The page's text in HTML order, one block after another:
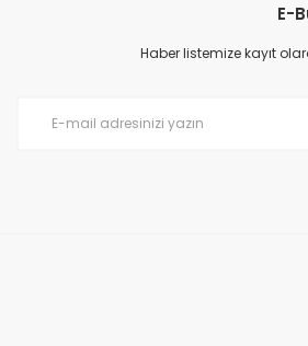
E-
Haber listemize kayıt